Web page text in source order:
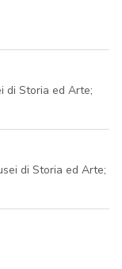
di Storia ed Arte;
di Storia ed Arte;